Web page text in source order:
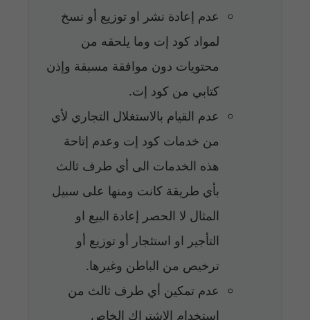
عدم إعادة نشر او توزيع أو نسخ
لمواد كود إت وما يلحقه من
محتويات دون موافقة مسبقة وإذن
كتابي من كود إت.
عدم القيام بالاستغلال التجاري لأي
من خدمات كود إت وعدم إتاحة
هذه الخدمات الى أي طرف ثالث
بأي طريقة كانت ومنها على سبيل
المثال لا الحصر إعادة البيع او
التأجير او استئجار أو توزيع أو
ترخيص من الباطن وغيرها.
عدم تمكين أي طرف ثالث من
استخدام الاشتراك الخاص